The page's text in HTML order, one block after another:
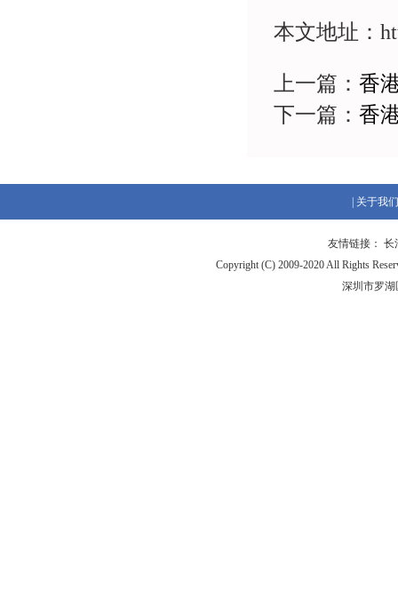
本文地址：
上一篇： 香
下一篇： 香
关于我们
友情链接： 长
Copyright (C) 2009-2020 All Rights
深圳市罗